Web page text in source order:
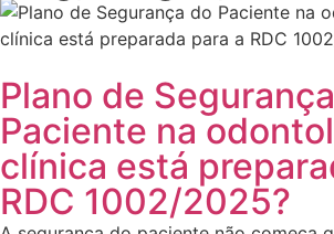
Plano de
Paciente na
clínica está
RDC 1002/2025?